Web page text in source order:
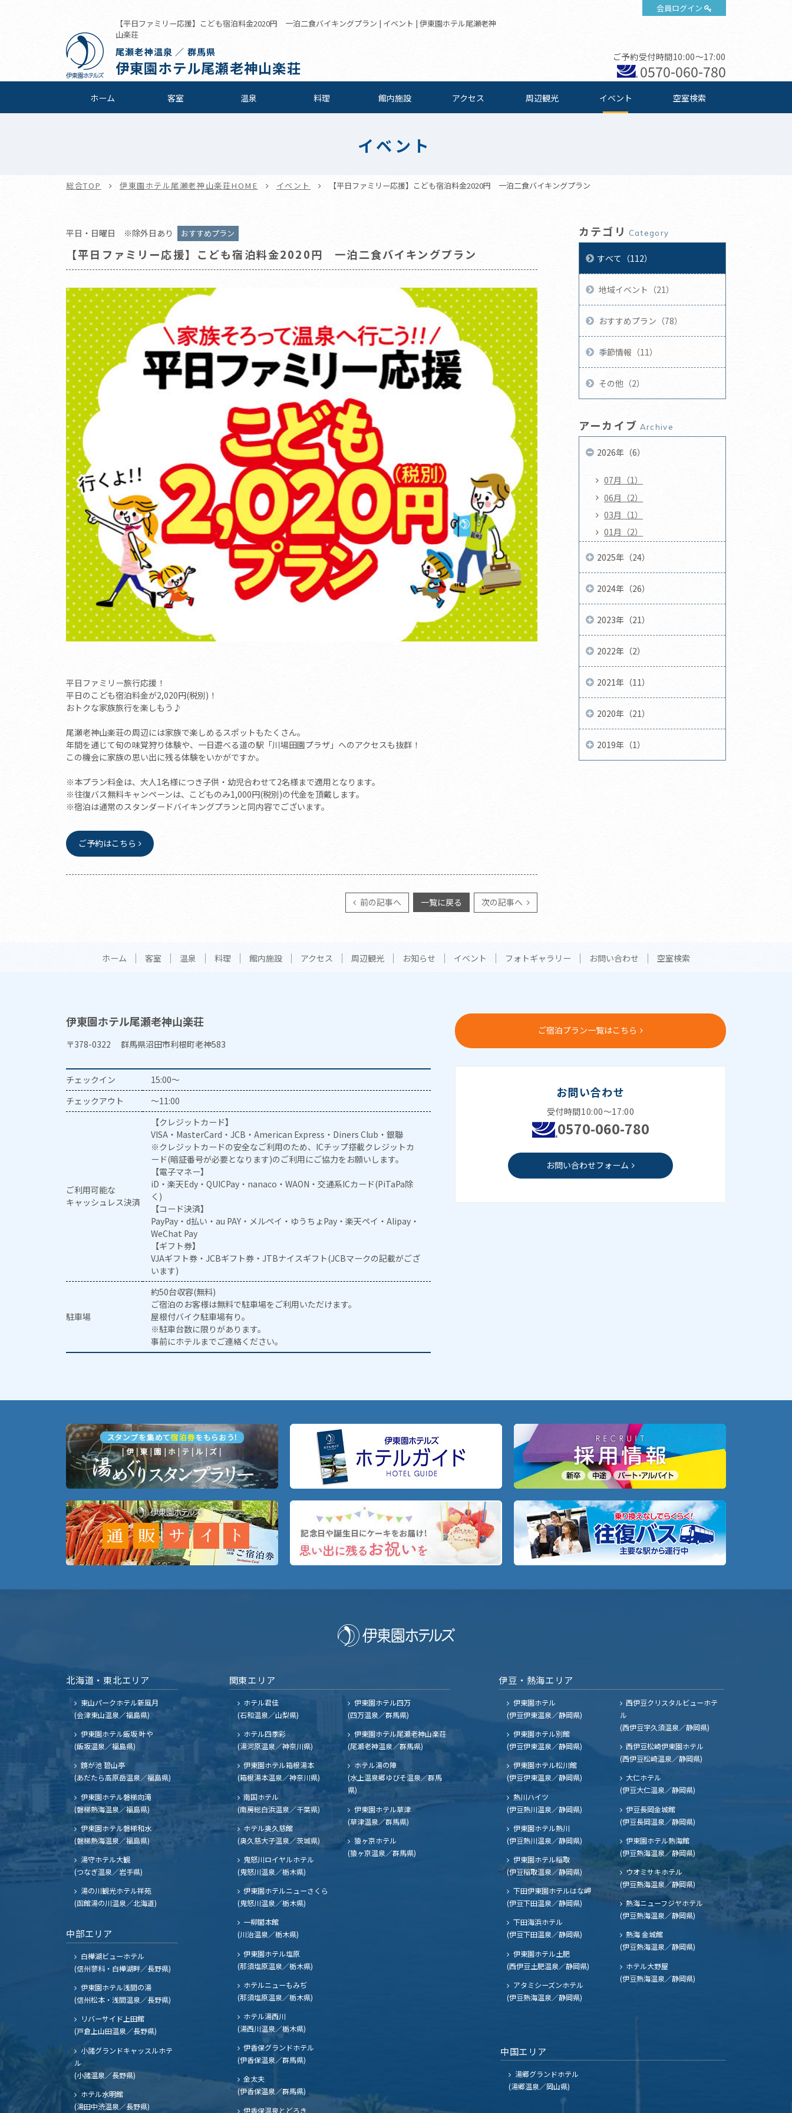
会員ログイン
【平日ファミリー応援】こども宿泊料金2020円 一泊二食バイキングプラン | イベント | 伊東園ホテル尾瀬老神
山楽荘
尾瀬老神温泉 ／ 群馬県
伊東園ホテル尾瀬老神山楽荘
ご予約受付時間10:00～17:00
0570-060-780
ホーム 客室 温泉 料理 館内施設 アクセス 周辺観光 イベント 空室検索
イベント
総合TOP 伊東園ホテル尾瀬老神山楽荘HOME イベント 【平日ファミリー応援】こども宿泊料金2020円 一泊二食バイキングプラン
平日・日曜日 ※除外日あり おすすめプラン
【平日ファミリー応援】こども宿泊料金2020円 一泊二食バイキングプラン
平日ファミリー旅行応援！
平日のこども宿泊料金が2,020円(税別)！
おトクな家族旅行を楽しもう♪
尾瀬老神山楽荘の周辺には家族で楽しめるスポットもたくさん。
年間を通じて旬の味覚狩り体験や、一日遊べる道の駅「川場田園プラザ」へのアクセスも抜群！
この機会に家族の思い出に残る体験をいかがですか。
※本プラン料金は、大人1名様につき子供・幼児合わせて2名様まで適用となります。
※往復バス無料キャンペーンは、こどものみ1,000円(税別)の代金を頂戴します。
※宿泊は通常のスタンダードバイキングプランと同内容でございます。
ご予約はこちら
前の記事へ 一覧に戻る 次の記事へ
カテゴリ Category
すべて（112）
地域イベント（21）
おすすめプラン（78）
季節情報（11）
その他（2）
アーカイブ Archive
2026年（6）
07月（1）
06月（2）
03月（1）
01月（2）
2025年（24）
2024年（26）
2023年（21）
2022年（2）
2021年（11）
2020年（21）
2019年（1）
ホーム 客室 温泉 料理 館内施設 アクセス 周辺観光 お知らせ イベント フォトギャラリー お問い合わせ 空室検索
伊東園ホテル尾瀬老神山楽荘
〒378-0322 群馬県沼田市利根町老神583
チェックイン
15:00～
チェックアウト
～11:00
ご利用可能な
キャッシュレス決済
【クレジットカード】
VISA・MasterCard・JCB・American Express・Diners Club・銀聯
※クレジットカードの安全なご利用のため、ICチップ搭載クレジットカ
ード(暗証番号が必要となります)のご利用にご協力をお願いします。
【電子マネー】
iD・楽天Edy・QUICPay・nanaco・WAON・交通系ICカード(PiTaPa除
く)
【コード決済】
PayPay・d払い・au PAY・メルペイ・ゆうちょPay・楽天ペイ・Alipay・
WeChat Pay
【ギフト券】
VJAギフト券・JCBギフト券・JTBナイスギフト(JCBマークの記載がござ
います)
駐車場
約50台収容(無料)
ご宿泊のお客様は無料で駐車場をご利用いただけます。
屋根付バイク駐車場有り。
※駐車台数に限りがあります。
事前にホテルまでご連絡ください。
ご宿泊プラン一覧はこちら
お問い合わせ
受付時間10:00～17:00
0570-060-780
お問い合わせフォーム
北海道・東北エリア
東山パークホテル新風月
(会津東山温泉／福島県)
伊東園ホテル飯坂 叶や
(飯坂温泉／福島県)
鏡が池 碧山亭
(あだたら高原岳温泉／福島県)
伊東園ホテル磐梯向滝
(磐梯熱海温泉／福島県)
伊東園ホテル磐梯和水
(磐梯熱海温泉／福島県)
湯守ホテル大観
(つなぎ温泉／岩手県)
湯の川観光ホテル祥苑
(函館湯の川温泉／北海道)
中部エリア
白樺湖ビューホテル
(信州蓼科・白樺湖畔／長野県)
伊東園ホテル浅間の湯
(信州松本・浅間温泉／長野県)
リバーサイド上田館
(戸倉上山田温泉／長野県)
小諸グランドキャッスルホテ
ル
(小諸温泉／長野県)
ホテル水明館
(湯田中渋温泉／長野県)
関東エリア
ホテル君佳
(石和温泉／山梨県)
ホテル四季彩
(湯河原温泉／神奈川県)
伊東園ホテル箱根湯本
(箱根湯本温泉／神奈川県)
南国ホテル
(南房総白浜温泉／千葉県)
ホテル奥久慈館
(奥久慈大子温泉／茨城県)
鬼怒川ロイヤルホテル
(鬼怒川温泉／栃木県)
伊東園ホテルニューさくら
(鬼怒川温泉／栃木県)
一柳閣本館
(川治温泉／栃木県)
伊東園ホテル塩原
(那須塩原温泉／栃木県)
ホテルニューもみぢ
(那須塩原温泉／栃木県)
ホテル湯西川
(湯西川温泉／栃木県)
伊香保グランドホテル
(伊香保温泉／群馬県)
金太夫
(伊香保温泉／群馬県)
伊香保温泉とどろき
伊東園ホテル四万
(四万温泉／群馬県)
伊東園ホテル尾瀬老神山楽荘
(尾瀬老神温泉／群馬県)
ホテル湯の陣
(水上温泉郷ゆびそ温泉／群馬
県)
伊東園ホテル草津
(草津温泉／群馬県)
猿ヶ京ホテル
(猿ヶ京温泉／群馬県)
伊豆・熱海エリア
伊東園ホテル
(伊豆伊東温泉／静岡県)
伊東園ホテル別館
(伊豆伊東温泉／静岡県)
伊東園ホテル松川館
(伊豆伊東温泉／静岡県)
熱川ハイツ
(伊豆熱川温泉／静岡県)
伊東園ホテル熱川
(伊豆熱川温泉／静岡県)
伊東園ホテル稲取
(伊豆稲取温泉／静岡県)
下田伊東園ホテルはな岬
(伊豆下田温泉／静岡県)
下田海浜ホテル
(伊豆下田温泉／静岡県)
伊東園ホテル土肥
(西伊豆土肥温泉／静岡県)
西伊豆クリスタルビューホテ
ル
(西伊豆宇久須温泉／静岡県)
西伊豆松崎伊東園ホテル
(西伊豆松崎温泉／静岡県)
大仁ホテル
(伊豆大仁温泉／静岡県)
伊豆長岡金城館
(伊豆長岡温泉／静岡県)
伊東園ホテル熱海館
(伊豆熱海温泉／静岡県)
ウオミサキホテル
(伊豆熱海温泉／静岡県)
熱海ニューフジヤホテル
(伊豆熱海温泉／静岡県)
熱海 金城館
(伊豆熱海温泉／静岡県)
ホテル大野屋
(伊豆熱海温泉／静岡県)
アタミシーズンホテル
(伊豆熱海温泉／静岡県)
中国エリア
湯郷グランドホテル
(湯郷温泉／岡山県)